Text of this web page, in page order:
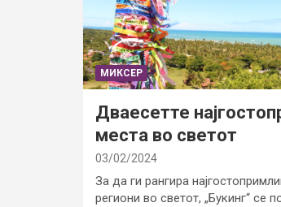
МИКСЕР
Дваесетте
места во светот
03/02/2024
За да ги рангира
региони во светот, „Букинг“ се